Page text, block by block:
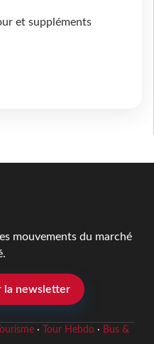
et suppléments
mouvements du marché
la newsletter
· Tour Hebdo· Bus &